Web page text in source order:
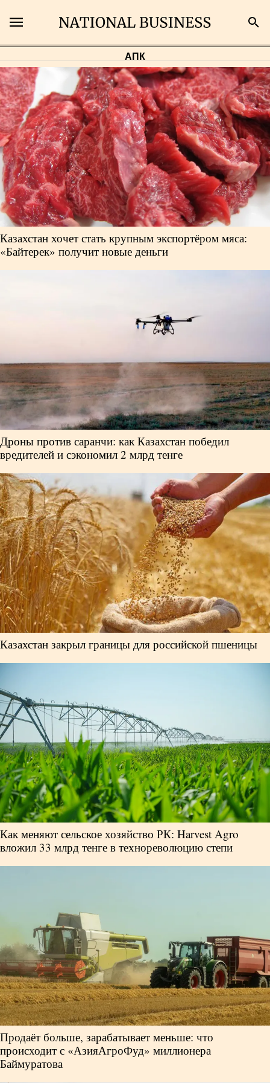
Поиск
Главная
Экономика
Бизнес
Рынки
Технологии
Люди
Life & Arts
О нас
Все новости
АПК
Казахстан хочет стать крупным экспортёром мяса:
«Байтерек» получит новые деньги
Дроны против саранчи: как Казахстан победил
вредителей и сэкономил 2 млрд тенге
Казахстан закрыл границы для российской пшеницы
Как меняют сельское хозяйство РК: Harvest Agro
вложил 33 млрд тенге в технореволюцию степи
Продаёт больше, зарабатывает меньше: что
происходит с «АзияАгроФуд» миллионера
Баймуратова